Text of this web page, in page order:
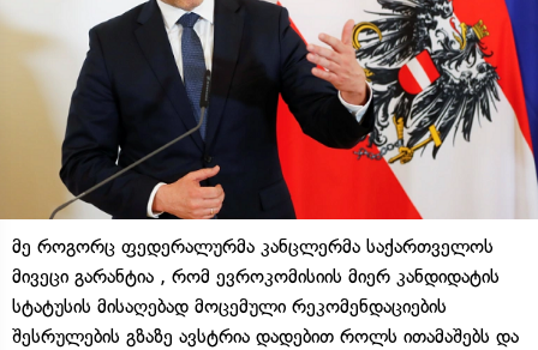
მე როგორც ფედერალურმა კანცლერმა საქართველოს
მივეცი გარანტია , რომ ევროკომისიის მიერ კანდიდატის
სტატუსის მისაღებად მოცემული რეკომენდაციების
შესრულების გზაზე ავსტრია დადებით როლს ითამაშებს და